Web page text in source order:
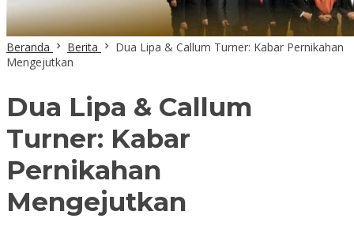
Beranda Berita
Dua Lipa & Callum Turner: Kabar Pernikahan
Mengejutkan
Dua Lipa & Callum
Turner: Kabar
Pernikahan
Mengejutkan